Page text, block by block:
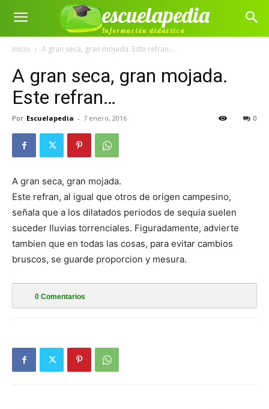
escuelapedia
Información didáctica
Inicio A gran seca, gran mojada. Este refran...
A gran seca, gran mojada.
Este refran…
Por Escuelapedia - 7 enero, 2016 0
A gran seca, gran mojada.
Este refran, al igual que otros de origen campesino,
señala que a los dilatados periodos de sequia suelen
suceder lluvias torrenciales. Figuradamente, advierte
tambien que en todas las cosas, para evitar cambios
bruscos, se guarde proporcion y mesura.
0 Comentarios